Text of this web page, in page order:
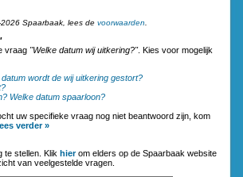
Spaarbaak, lees de voorwaarden
vraag "Welke datum wij uitkering?". Kies voor mogelijk
datum wordt de wij uitkering gestort?
Welke datum spaarloon?
uw specifieke vraag nog niet beantwoord zijn, kom
verder »
te stellen. Klik hierom elders op de Spaarbaak website
van veelgestelde vragen.